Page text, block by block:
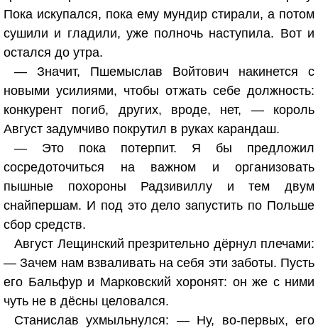
Пока искупался, пока ему мундир стирали, а потом
сушили и гладили, уже полночь наступила. Вот и
остался до утра.
— Значит, Пшемыслав Войтович накинется с
новыми усилиями, чтобы отжать себе должность:
конкурент погиб, других, вроде, нет, — король
Август задумчиво покрутил в руках карандаш.
— Это пока потерпит. Я бы предложил
сосредоточиться на важном и организовать
пышные похороны Радзивиллу и тем двум
снайпершам. И под это дело запустить по Польше
сбор средств.
Август Лещинский презрительно дёрнул плечами:
— Зачем нам взваливать на себя эти заботы. Пусть
его Бальфур и Марковский хоронят: он же с ними
чуть не в дёсны целовался.
Станислав ухмыльнулся: — Ну, во-первых, его